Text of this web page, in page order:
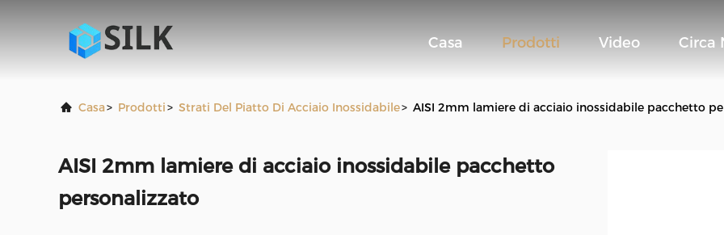
Casa Prodotti Video Circa
Casa> Prodotti> Strati Del Piatto Di Acciaio Inossidabile> AISI 2mm lamiere di acciaio inossidabile pacchetto
AISI 2mm lamiere di acciaio inossidabile pacchetto
personalizzato